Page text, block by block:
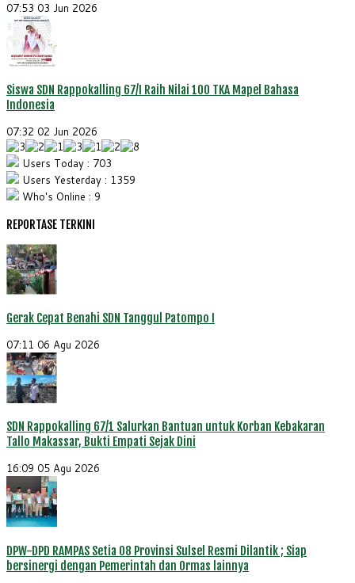
07:53 03 Jun 2026
Siswa SDN Rappokalling 67/I Raih Nilai 100 TKA Mapel Bahasa
Indonesia
07:32 02 Jun 2026
Users Today : 703
Users Yesterday : 1359
Who's Online : 9
REPORTASE TERKINI
Gerak Cepat Benahi SDN Tanggul Patompo I
07:11 06 Agu 2026
SDN Rappokalling 67/1 Salurkan Bantuan untuk Korban Kebakaran
Tallo Makassar, Bukti Empati Sejak Dini
16:09 05 Agu 2026
DPW-DPD RAMPAS Setia 08 Provinsi Sulsel Resmi Dilantik ; Siap
bersinergi dengan Pemerintah dan Ormas lainnya